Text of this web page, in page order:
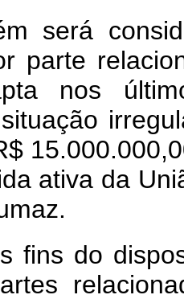
será
parte
nos
ativa da
fins do